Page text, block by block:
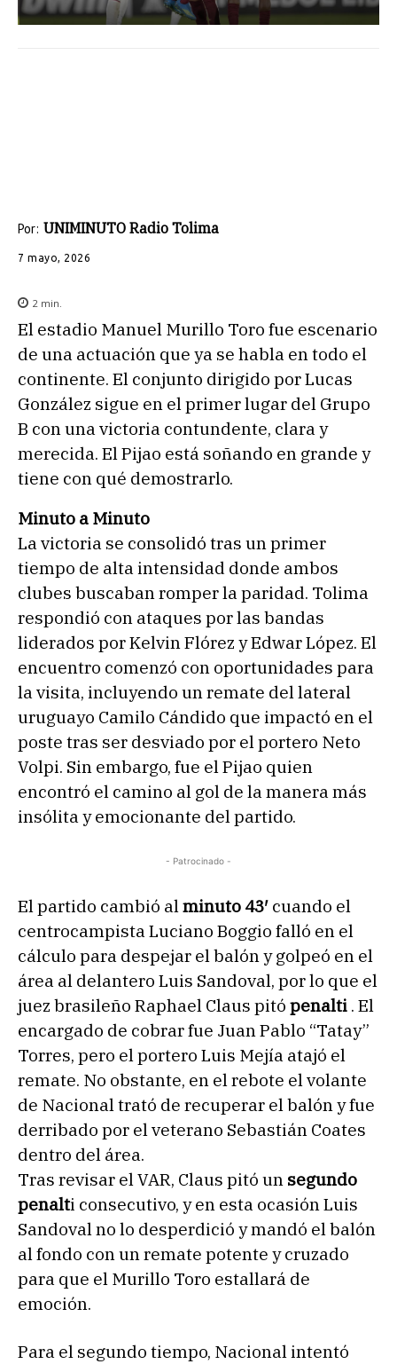
Por: UNIMINUTO Radio Tolima
7 mayo, 2026
2 min.
El estadio Manuel Murillo Toro fue escenario
de una actuación que ya se habla en todo el
continente. El conjunto dirigido por Lucas
González sigue en el primer lugar del Grupo
B con una victoria contundente, clara y
merecida. El Pijao está soñando en grande y
tiene con qué demostrarlo.
Minuto a Minuto
La victoria se consolidó tras un primer
tiempo de alta intensidad donde ambos
clubes buscaban romper la paridad. Tolima
respondió con ataques por las bandas
liderados por Kelvin Flórez y Edwar López. El
encuentro comenzó con oportunidades para
la visita, incluyendo un remate del lateral
uruguayo Camilo Cándido que impactó en el
poste tras ser desviado por el portero Neto
Volpi. Sin embargo, fue el Pijao quien
encontró el camino al gol de la manera más
insólita y emocionante del partido.
- Patrocinado -
El partido cambió alminuto 43′ cuando el
centrocampista Luciano Boggio falló en el
cálculo para despejar el balón y golpeó en el
área al delantero Luis Sandoval, por lo que el
juez brasileño Raphael Claus pitó penalti . El
encargado de cobrar fue Juan Pablo “Tatay”
Torres, pero el portero Luis Mejía atajó el
remate. No obstante, en el rebote el volante
de Nacional trató de recuperar el balón y fue
derribado por el veterano Sebastián Coates
dentro del área.
Tras revisar el VAR, Claus pitó un segundo
penalti consecutivo, y en esta ocasión Luis
Sandoval no lo desperdició y mandó el balón
al fondo con un remate potente y cruzado
para que el Murillo Toro estallará de
emoción.
Para el segundo tiempo, Nacional intentó